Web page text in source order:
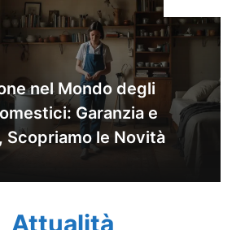
nel Mondo degli
Garanzia e
Scopriamo le Novità
Attualità